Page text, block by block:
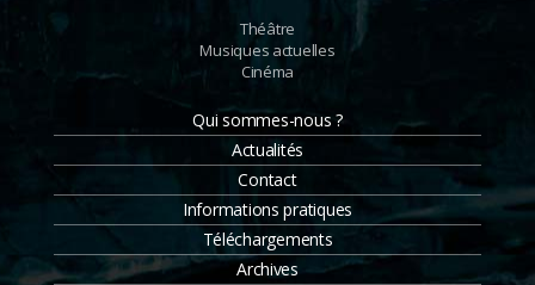
Théâtre
Musiques actuelles
Cinéma
Qui sommes-nous ?
Actualités
Contact
Informations pratiques
Téléchargements
Archives